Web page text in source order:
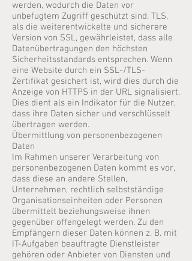
werden, wodurch die Daten vor
unbefugtem Zugriff geschützt sind. TLS,
als die weiterentwickelte und sicherere
Version von SSL, gewährleistet, dass alle
Datenübertragungen den höchsten
Sicherheitsstandards entsprechen. Wenn
eine Website durch ein SSL-/TLS-
Zertifikat gesichert ist, wird dies durch die
Anzeige von HTTPS in der URL signalisiert.
Dies dient als ein Indikator für die Nutzer,
dass ihre Daten sicher und verschlüsselt
übertragen werden.
Übermittlung von personenbezogenen
Daten
Im Rahmen unserer Verarbeitung von
personenbezogenen Daten kommt es vor,
dass diese an andere Stellen,
Unternehmen, rechtlich selbstständige
Organisationseinheiten oder Personen
übermittelt beziehungsweise ihnen
gegenüber offengelegt werden. Zu den
Empfängern dieser Daten können z. B. mit
IT-Aufgaben beauftragte Dienstleister
gehören oder Anbieter von Diensten und